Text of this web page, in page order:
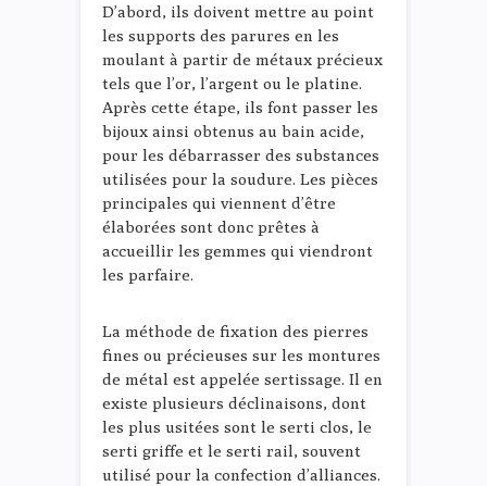
D’abord, ils doivent mettre au point
les supports des parures en les
moulant à partir de métaux précieux
tels que l’or, l’argent ou le platine.
Après cette étape, ils font passer les
bijoux ainsi obtenus au bain acide,
pour les débarrasser des substances
utilisées pour la soudure. Les pièces
principales qui viennent d’être
élaborées sont donc prêtes à
accueillir les gemmes qui viendront
les parfaire.
La méthode de fixation des pierres
fines ou précieuses sur les montures
de métal est appelée sertissage. Il en
existe plusieurs déclinaisons, dont
les plus usitées sont le serti clos, le
serti griffe et le serti rail, souvent
utilisé pour la confection d’alliances.